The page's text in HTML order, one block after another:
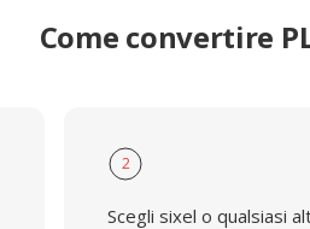
Come convertire
2
Scegli sixel o qualsiasi